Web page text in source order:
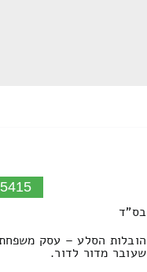
בס"ד
הובלות הסלע – עסק
שעובר מדור לדור.